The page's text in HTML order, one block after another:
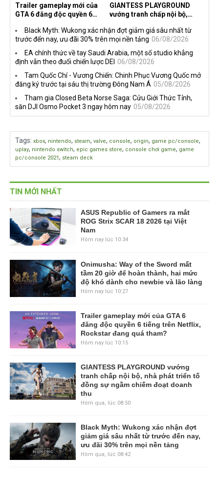
Trailer gameplay mới của
GTA 6 đăng độc quyền 6
đang quá tham?
GIANTESS PLAYGROUND
vướng tranh chấp nội bộ,
ngầm chiếm đoạt doanh thu
Black Myth: Wukong xác nhận đợt giảm giá sâu nhất từ
trước đến nay, ưu đãi 30% trên mọi nền tảng 06/08/2026
EA chính thức về tay Saudi Arabia, một số studio khẳng
định vẫn theo đuổi chiến lược DEI
06/08/2026
Tam Quốc Chí - Vương Chiến: Chinh Phục Vương Quốc mở
đăng ký trước tại sáu thị trường Đông Nam Á 05/08/2026
Tham gia Closed Beta Norse Saga: Cửu Giới Thức Tỉnh,
săn DJI Osmo Pocket 3 ngay hôm nay 05/08/2026
Tags: xbox, nintendo, steam, valve, console, origin, game pc/console,
uplay, nintendo switch, epic games store, console chơi game, game
pc/console 2021, steam deck
TIN MỚI NHẤT
ASUS Republic of Gamers ra mắt
ROG Strix SCAR 18 2026 tại Việt
Nam
Hôm nay lúc 10:34
Onimusha: Way of the Sword mất
tầm 20 giờ để hoàn thành, hai mức
độ khó dành cho newbie và lão làng
Hôm nay lúc 10:27
Trailer gameplay mới của GTA 6
đăng độc quyền 6 tiếng trên Netflix,
Rockstar đang quá tham?
Hôm nay lúc 10:15
GIANTESS PLAYGROUND vướng
tranh chấp nội bộ, nhà phát triển tố
đồng sự ngầm chiếm đoạt doanh
thu
Hôm qua, lúc 08:50
Black Myth: Wukong xác nhận đợt
giảm giá sâu nhất từ trước đến nay,
ưu đãi 30% trên mọi nền tảng
Hôm qua, lúc 08:42